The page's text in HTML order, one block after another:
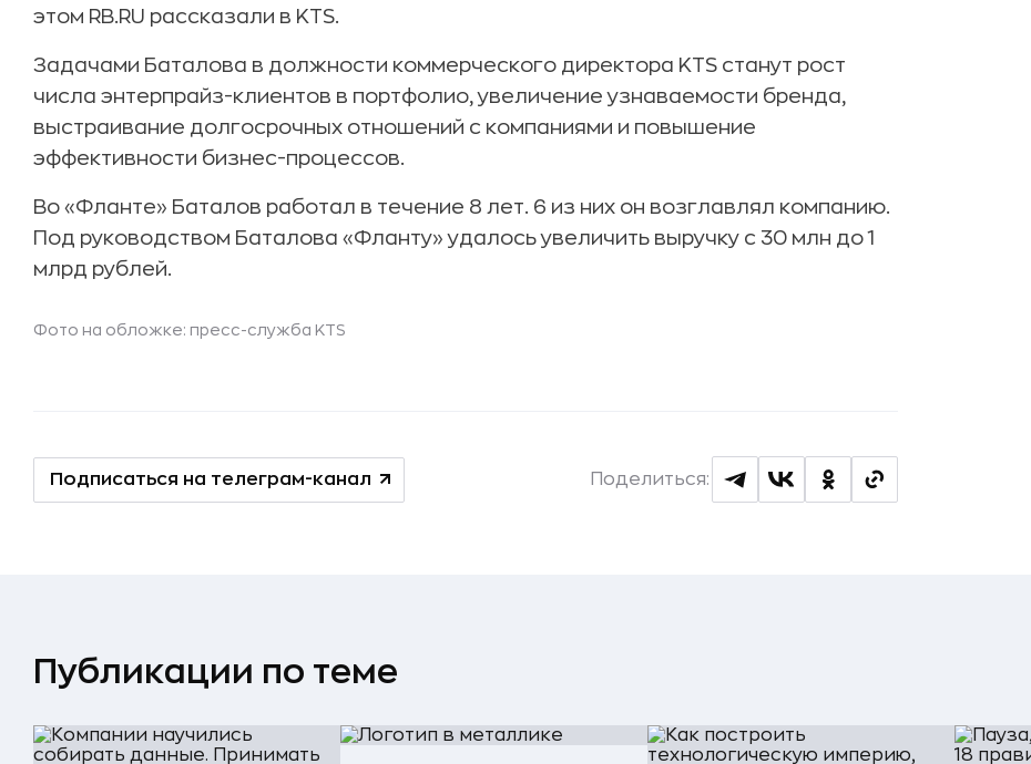
этом RB.RU рассказали в KTS.
Задачами Баталова в должности коммерческого директора KTS станут рост
числа энтерпрайз-клиентов в портфолио, увеличение узнаваемости бренда,
выстраивание долгосрочных отношений с компаниями и повышение
эффективности бизнес-процессов.
Во «Фланте» Баталов работал в течение 8 лет. 6 из них он возглавлял компанию.
Под руководством Баталова «Фланту» удалось увеличить выручку с 30 млн до 1
млрд рублей.
Фото на обложке: пресс-служба KTS
Подписаться на телеграм-канал Поделиться:
Публикации по теме